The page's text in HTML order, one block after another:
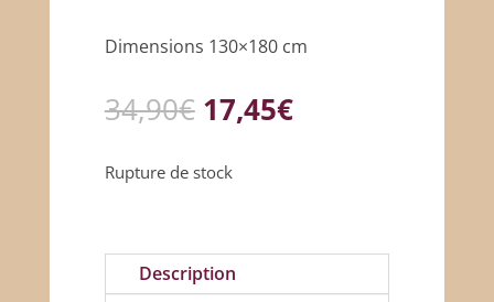
Dimensions 130×180 cm
34,90€ Le
prix
initial
17,45€Le
Rupture de stock
Description